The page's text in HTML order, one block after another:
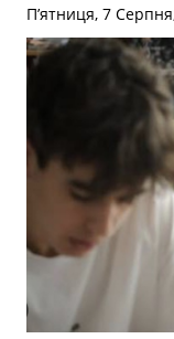
П’ятниця, 7